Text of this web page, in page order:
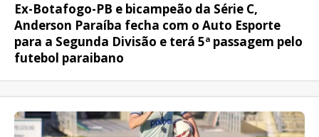
Ex-Botafogo-PB e bicampeão da Série C,
Anderson Paraíba fecha com o Auto Esporte
para a Segunda Divisão e terá 5ª passagem pelo
futebol paraibano